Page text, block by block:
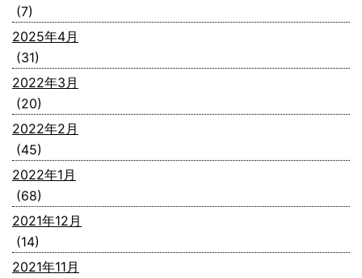
(7)
2025年4月
(31)
2022年3月
(20)
2022年2月
(45)
2022年1月
(68)
2021年12月
(14)
2021年11月